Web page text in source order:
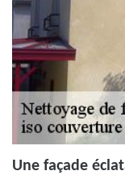
Une façade